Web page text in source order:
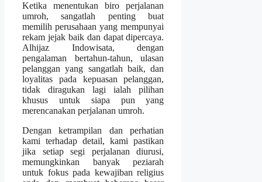
Ketika menentukan biro perjalanan
umroh, sangatlah penting buat
memilih perusahaan yang mempunyai
rekam jejak baik dan dapat dipercaya.
Alhijaz Indowisata, dengan
pengalaman bertahun-tahun, ulasan
pelanggan yang sangatlah baik, dan
loyalitas pada kepuasan pelanggan,
tidak diragukan lagi ialah pilihan
khusus untuk siapa pun yang
merencanakan perjalanan umroh.
Dengan ketrampilan dan perhatian
kami terhadap detail, kami pastikan
jika setiap segi perjalanan diurusi,
memungkinkan banyak peziarah
untuk fokus pada kewajiban religius